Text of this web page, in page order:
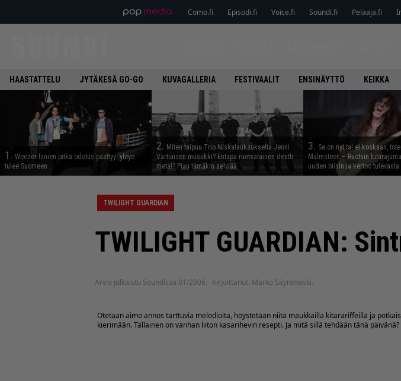
Como.fi Episodi.fi Voice.fi Soundi.fi Pelaaja.fi
HAASTATTELU JYTÄKESÄ GO-GO KUVAGALLERIA FESTIVAALIT ENSINÄYTTÖ KEIKKA
1. Weezer-fanien pitkä odotus päättyy: yhtye
tulee Suomeen
2. Miten taipuu Trio Niskalaukaukselta Jenni
Vartiaisen musiikki? Entäpä ruotsalainen death
metal? Pian tämäkin selviää
3. Se on nyt tai ei koskaan,
Malmsteen – Ruotsin
uuden biisin ja kertoo tulevasta
TWILIGHT GUARDIAN
TWILIGHT GUARDIAN:
Arvio julkaistu Soundissa 01/2006. Kirjoittanut: Marko Säynekoski.
Otetaan aimo annos tarttuvia melodioita, höystetään niitä maukkailla kitarariffeillä ja
kierimään. Tällainen on vanhan liiton kasarihevin resepti. Ja mitä sillä tehdään tänä päivänä?